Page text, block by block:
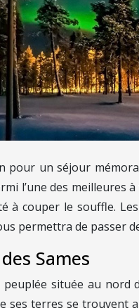
un séjour
l’une des meilleures
à couper le souffle.
permettra de passer
Sames
située au nord
ses terres se trouvent